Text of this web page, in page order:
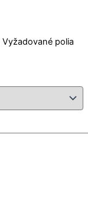
Vyžadované polia